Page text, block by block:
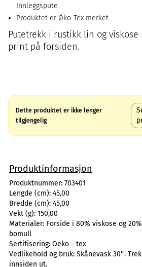
Innleggspute
Produktet er Øko-Tex merket
Putetrekk i rustikk lin og
print på forsiden.
Dette produktet er ikke lenger
tilgjengelig
Produktinformasjon
Produktnummer: 703401
Lengde (cm): 45,00
Bredde (cm): 45,00
Vekt (g): 150,00
Materialer: Forside i 80% viskose og
bomull
Sertifisering: Oeko - tex
Vedlikehold og bruk: Skånevask 30°.
innsiden ut.